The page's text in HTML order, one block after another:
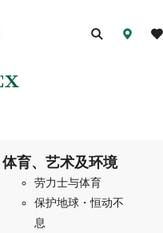
体育、艺术及环境
劳力士与体育
保护地球・恒动不
息